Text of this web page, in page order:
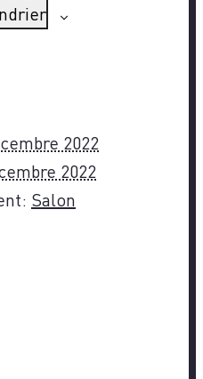
2022
2022
Salon